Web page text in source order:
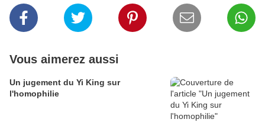
Vous aimerez aussi
Un jugement du Yi King sur
l'homophilie